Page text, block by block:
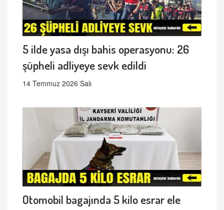
5 ilde yasa dışı bahis operasyonu: 26
şüpheli adliyeye sevk edildi
14 Temmuz 2026 Salı
Otomobil bagajında 5 kilo esrar ele